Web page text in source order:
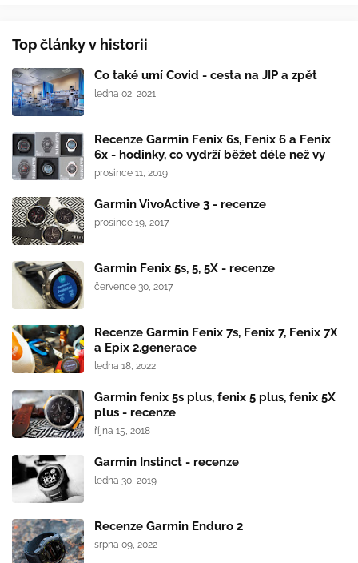
Top články v historii
Co také umí Covid - cesta na JIP a zpět
ledna 02, 2021
Recenze Garmin Fenix 6s, Fenix 6 a Fenix
6x - hodinky, co vydrží běžet déle než vy
prosince 11, 2019
Garmin VivoActive 3 - recenze
prosince 19, 2017
Garmin Fenix 5s, 5, 5X - recenze
července 30, 2017
Recenze Garmin Fenix 7s, Fenix 7, Fenix 7X
a Epix 2.generace
ledna 18, 2022
Garmin fenix 5s plus, fenix 5 plus, fenix 5X
plus - recenze
října 15, 2018
Garmin Instinct - recenze
ledna 30, 2019
Recenze Garmin Enduro 2
srpna 09, 2022